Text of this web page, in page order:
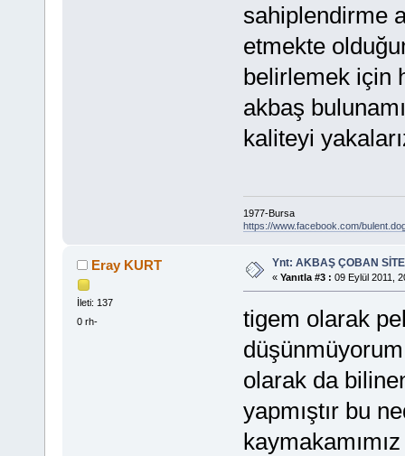
sahiplendirme
etmekte
belirlemek için
akbaş
kaliteyi
1977-Bursa
https://www.facebook.com/
Eray KURT
İleti: 137
0 rh-
Ynt: AKBAŞ ÇOBAN
« Yanıtla #3 : 09 Eylül 2011,
tigem olarak
düşünmüyorum
olarak da
yapmıştır bu